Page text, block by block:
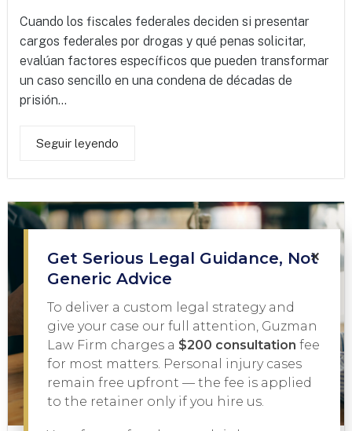
Cuando los fiscales federales deciden si presentar
cargos federales por drogas y qué penas solicitar,
evalúan factores específicos que pueden transformar
un caso sencillo en una condena de décadas de
prisión...
Seguir leyendo
×
Get Serious Legal Guidance, Not
Generic Advice
To deliver a custom legal strategy and
give your case our full attention, Guzman
Law Firm charges a $200 consultation fee
for most matters. Personal injury cases
remain free upfront — the fee is applied
to the retainer only if you hire us.